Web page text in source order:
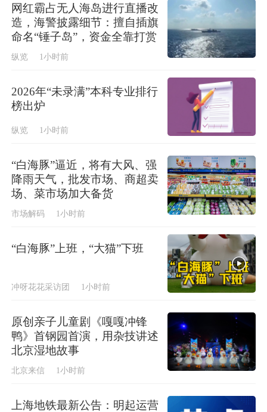
网红霸占无人海岛进行直播改
造，海警披露细节：擅自插旗
命名“锤子岛”，资金全靠打赏
纵览 1小时前
2026年“未录满”本科专业排行
榜出炉
纵览 1小时前
“白海豚”逼近，将有大风、强
降雨天气，批发市场、商超卖
场、菜市场加大备货
市场解码 1小时前
“白海豚”上班，“大猫”下班
冲呀花花采访团 1小时前
原创亲子儿童剧《嘎嘎冲锋
鸭》首钢园首演，用杂技讲述
北京湿地故事
北京来信 1小时前
上海地铁最新公告：明起运营